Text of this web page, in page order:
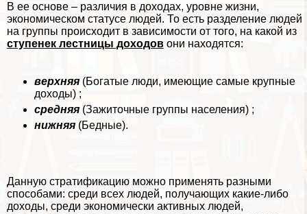
В ее основе – различия в доходах, уровне жизни,
экономическом статусе людей. То есть разделение людей
на группы происходит в зависимости от того, на какой из
ступенек лестницы доходов они находятся:
верхняя (Богатые люди, имеющие самые крупные
доходы) ;
средняя (Зажиточные группы населения) ;
нижняя (Бедные).
Данную стратификацию можно применять разными
способами: среди всех людей, получающих какие-либо
доходы, среди экономически активных людей,